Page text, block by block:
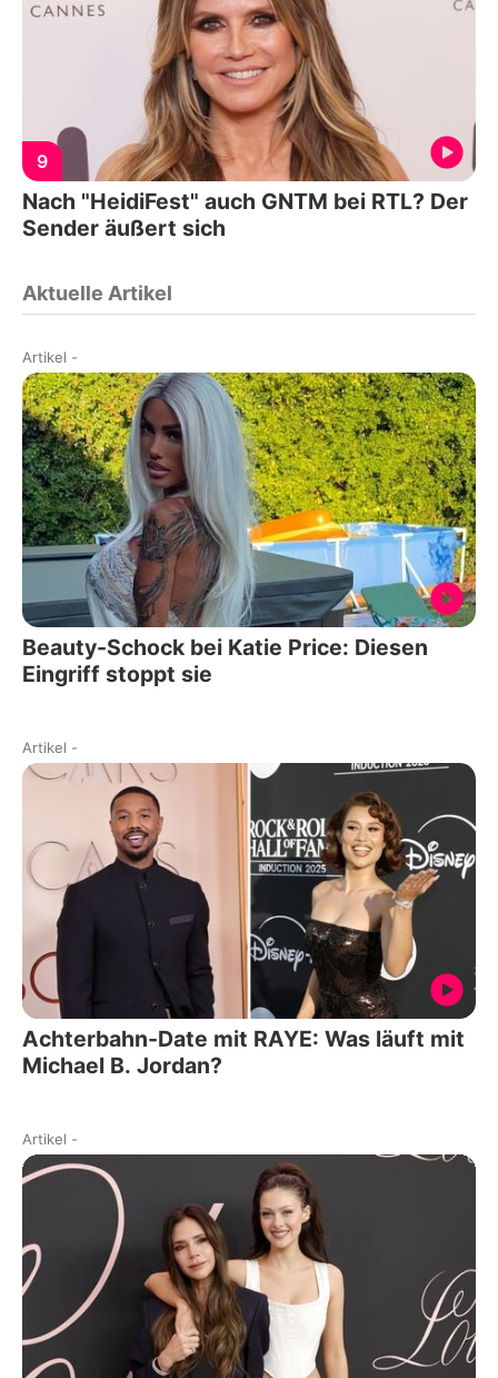
9
Nach "HeidiFest" auch GNTM bei RTL? Der
Sender äußert sich
Aktuelle Artikel
Artikel -
Beauty-Schock bei Katie Price: Diesen
Eingriff stoppt sie
Artikel -
Achterbahn-Date mit RAYE: Was läuft mit
Michael B. Jordan?
Artikel -